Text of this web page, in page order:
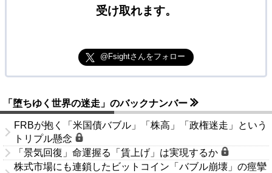
受け取れます。
@Fsightさんをフォロー
「堕ちゆく世界の迷走」のバックナンバー
FRBが抱く「米国債バブル」「株高」「政権迷走」という
トリプル懸念
「景気回復」命運握る「賃上げ」は実現するか
株式市場にも連鎖したビットコイン「バブル崩壊」の痙攣